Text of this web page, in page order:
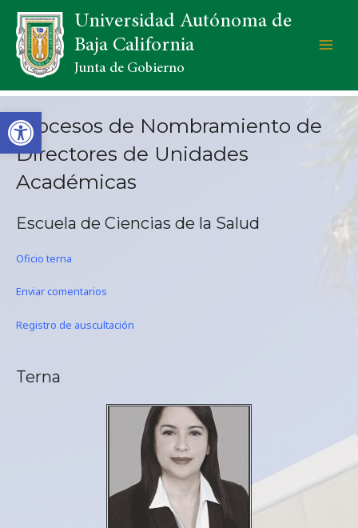
Open toolbar
Universidad Autónoma de
Baja California
Junta de Gobierno
Procesos de Nombramiento de
Directores de Unidades
Académicas
Escuela de Ciencias de la Salud
Oficio terna
Enviar comentarios
Registro de auscultación
Terna